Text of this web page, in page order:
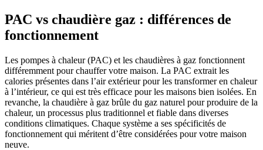
PAC vs chaudière gaz : différences de
fonctionnement
Les pompes à chaleur (PAC) et les chaudières à gaz fonctionnent
différemment pour chauffer votre maison. La PAC extrait les
calories présentes dans l’air extérieur pour les transformer en chaleur
à l’intérieur, ce qui est très efficace pour les maisons bien isolées. En
revanche, la chaudière à gaz brûle du gaz naturel pour produire de la
chaleur, un processus plus traditionnel et fiable dans diverses
conditions climatiques. Chaque système a ses spécificités de
fonctionnement qui méritent d’être considérées pour votre maison
neuve.